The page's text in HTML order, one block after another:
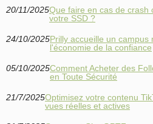
20/11/2025Que faire en cas de crash
votre SSD ?
24/10/2025Prilly accueille un campus
l'économie de la confiance
05/10/2025Comment Acheter des
en Toute Sécurité
21/7/2025Optimisez votre contenu
vues réelles et actives